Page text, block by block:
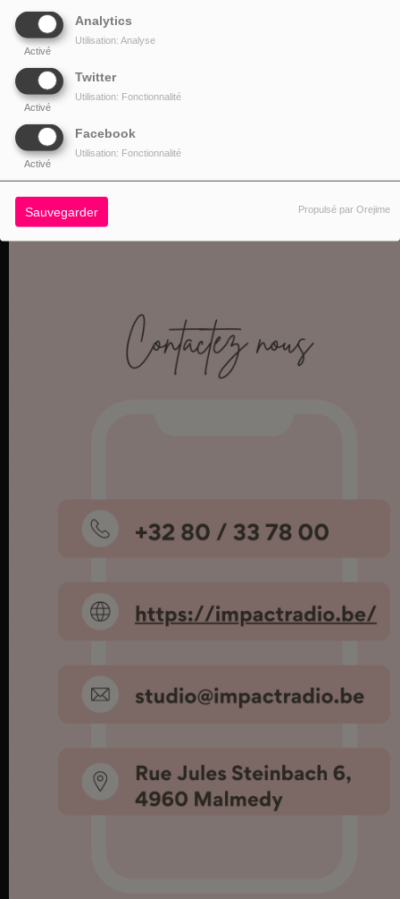
Analytics
Activé
Utilisation: Analyse
Twitter
Activé
Utilisation: Fonctionnalité
Facebook
Activé
Utilisation: Fonctionnalité
Sauvegarder Propulsé par Orejime
NOS COORDONNÉES